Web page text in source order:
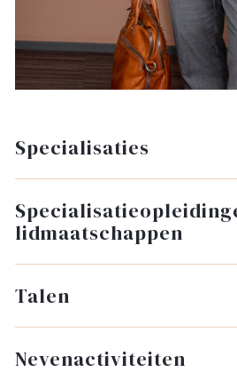
Specialisaties
lidmaatschappen
Talen
Nevenactiviteiten